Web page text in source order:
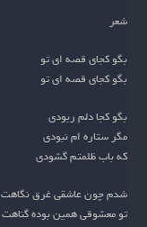
شعر
بگو کجای قصه ای تو
بگو کجای قصه ای تو
بگو کجا دلم ربودی
مگر ستاره ام نبودی
که باب ظلمتم گشودی
شدم چون عاشقی غرق نگاهت
تو معشوقی همین بوده گناهت